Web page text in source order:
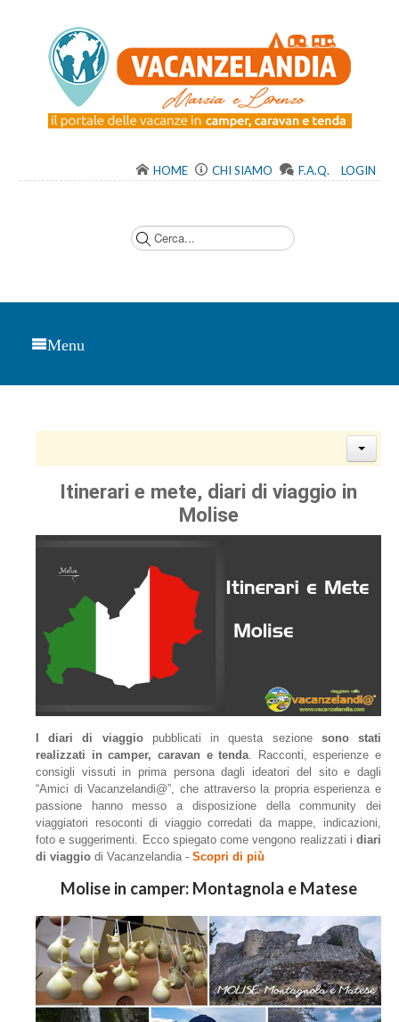
HOME CHI SIAMO F.A.Q. LOGIN
Menu
Itinerari e mete, diari di viaggio in
Molise
I diari di viaggiopubblicati in questa sezione sono stati
realizzati in camper, caravan e tenda. Racconti, esperienze e
consigli vissuti in prima persona dagli ideatori del sito e dagli
“Amici di Vacanzelandi@”, che attraverso la propria esperienza e
passione hanno messo a disposizione della community dei
viaggiatori resoconti di viaggio corredati da mappe, indicazioni,
foto e suggerimenti. Ecco spiegato come vengono realizzati i diari
di viaggio di Vacanzelandia - Scopri di più
Molise in camper: Montagnola e Matese